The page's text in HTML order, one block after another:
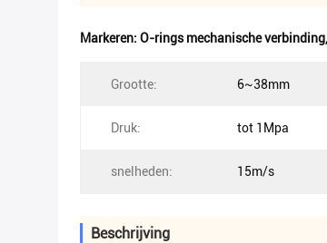
Markeren: O-rings mechanische verbinding,
Grootte: 6~38mm
Druk: tot 1Mpa
snelheden: 15m/s
Beschrijving